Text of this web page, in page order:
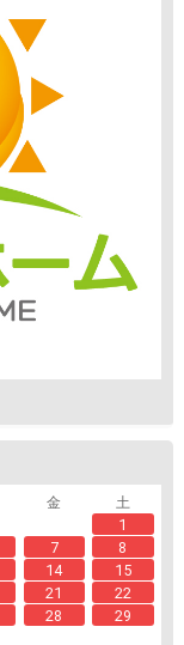
金
土
1
7
8
14
15
21
22
28
29